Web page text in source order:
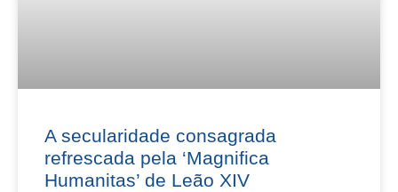
A secularidade consagrada
refrescada pela ‘Magnifica
Humanitas’ de Leão XIV